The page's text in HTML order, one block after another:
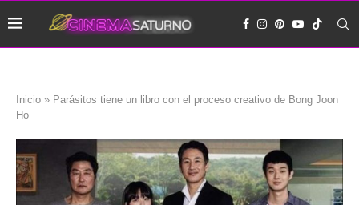
Inicio » Parásitos tiene un libro con el proceso creativo de Bong Joon
Ho